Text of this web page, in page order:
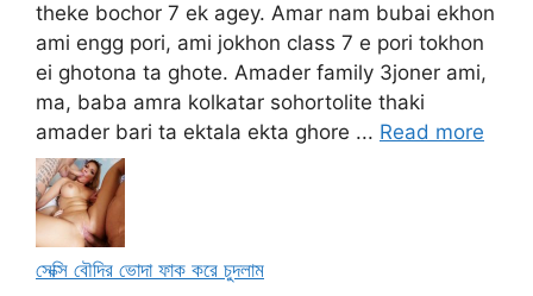
theke bochor 7 ek agey. Amar nam bubai ekhon
ami engg pori, ami jokhon class 7 e pori tokhon
ei ghotona ta ghote. Amader family 3joner ami,
ma, baba amra kolkatar sohortolite thaki
amader bari ta ektala ekta ghore ... Read more
সেক্সি বৌদির ভোদা ফাক করে চুদলাম